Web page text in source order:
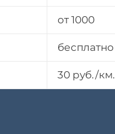
от 1000
бесплатно
30 руб./км.